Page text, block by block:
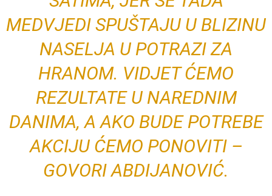
MEDVJEDI SPUŠTAJU U BLIZINU
NASELJA U POTRAZI ZA
HRANOM. VIDJET ĆEMO
REZULTATE U NAREDNIM
DANIMA, A AKO BUDE POTREBE
AKCIJU ĆEMO PONOVITI –
GOVORI ABDIJANOVIĆ.